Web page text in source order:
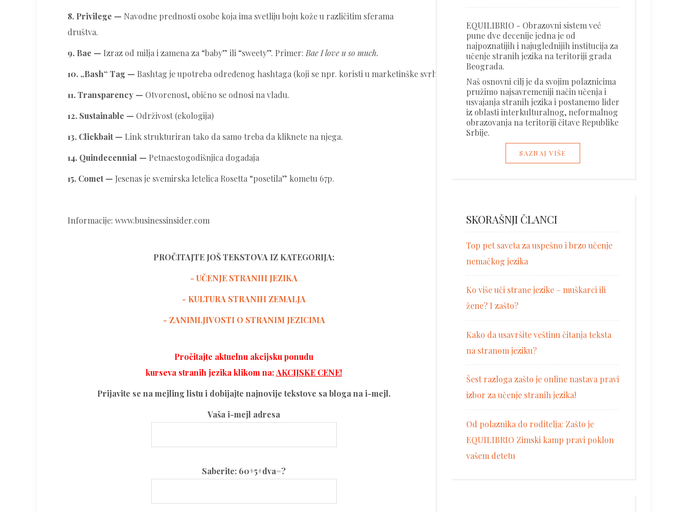
8. Privilege — Navodne prednosti osobe koja ima svetliju boju kože u različitim sferama
društva.
9. Bae — Izraz od milja i zamena za “baby” ili “sweety”. Primer: Bae I love u so much.
10. „Bash“ Tag — Bashtag je upotreba određenog hashtaga (koji se npr. koristi u marketinške svrhe u okviru neke kampanje) u negativnom, kritičkom kontekstu
11. Transparency — Otvorenost, obično se odnosi na vladu.
12. Sustainable — Održivost (ekologija)
13. Clickbait — Link strukturiran tako da samo treba da kliknete na njega.
14. Quindecennial — Petnaestogodišnjica događaja
15. Comet — Jesenas je svemirska letelica Rosetta “posetila” kometu 67p.
Informacije: www.businessinsider.com
PROČITAJTE JOŠ TEKSTOVA IZ KATEGORIJA:
- UČENJE STRANIH JEZIKA
- KULTURA STRANIH ZEMALJA
- ZANIMLJIVOSTI O STRANIM JEZICIMA
Pročitajte aktuelnu akcijsku ponudu
kurseva stranih jezika klikom na:AKCIJSKE CENE!
Prijavite se na mejling listu i dobijajte najnovije tekstove sa bloga na i-mejl.
Vaša i-mejl adresa
Saberite: 60+5+dva=?
EQUILIBRIO - Obrazovni sistem već
pune dve decenije jedna je od
najpoznatijih i najuglednijih institucija za
učenje stranih jezika na teritoriji grada
Beograda.
Naš osnovni cilj je da svojim polaznicima
pružimo najsavremeniji način učenja i
usvajanja stranih jezika i postanemo lider
iz oblasti interkulturalnog, neformalnog
obrazovanja na teritoriji čitave Republike
Srbije.
SAZNAJ VIŠE
SKORAŠNJI ČLANCI
Top pet saveta za uspešno i brzo učenje
nemačkog jezika
Ko više uči strane jezike – muškarci ili
žene? I zašto?
Kako da usavršite veštinu čitanja teksta
na stranom jeziku?
Šest razloga zašto je online nastava pravi
izbor za učenje stranih jezika!
Od polaznika do roditelja: Zašto je
EQUILIBRIO Zimski kamp pravi poklon
vašem detetu